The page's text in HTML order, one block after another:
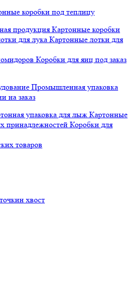
коробки под теплицу
продукция Картонные коробки
для лука Картонные лотки для
Коробки для яиц под заказ
Промышленная упаковка
на заказ
упаковка для лыж Картонные
принадлежностей Коробки для
товаров
хвост